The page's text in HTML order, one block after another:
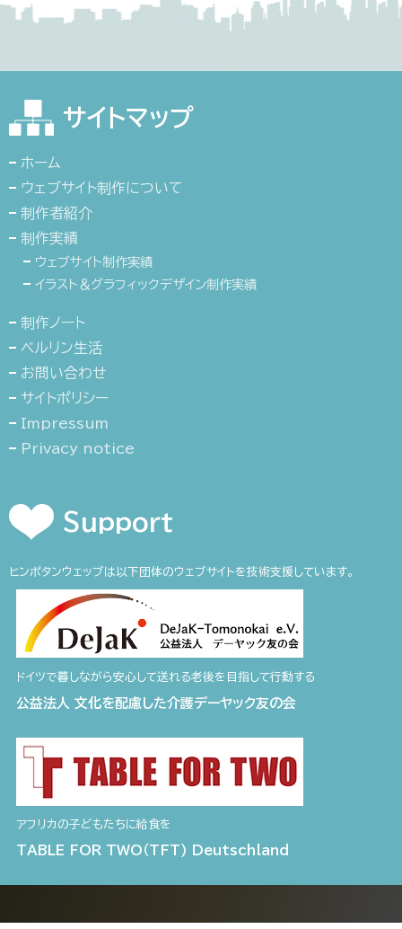
サイトマップ
ホーム
ウェブサイト制作について
制作者紹介
制作実績
ウェブサイト制作実績
イラスト＆グラフィックデザイン制作実績
制作ノート
ベルリン生活
お問い合わせ
サイトポリシー
Impressum
Privacy notice
Support
ヒンポタンウェッブは以下団体のウェブサイトを技術支援しています。
ドイツで暮しながら安心して送れる老後を目指して行動する
公益法人 文化を配慮した介護デーヤック友の会
アフリカの子どもたちに給食を
TABLE FOR TWO（TFT) Deutschland